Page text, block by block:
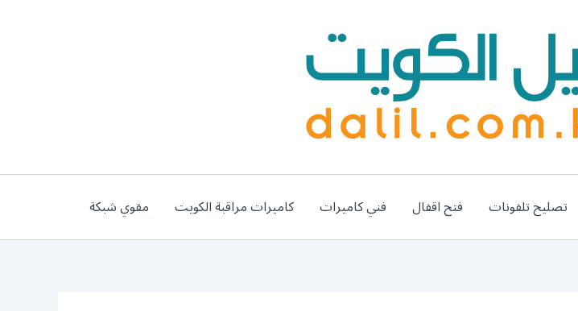
تصليح تلفونات فتح اقفال فني كاميرات كاميرات مراقبة الكويت مقوي شبكة